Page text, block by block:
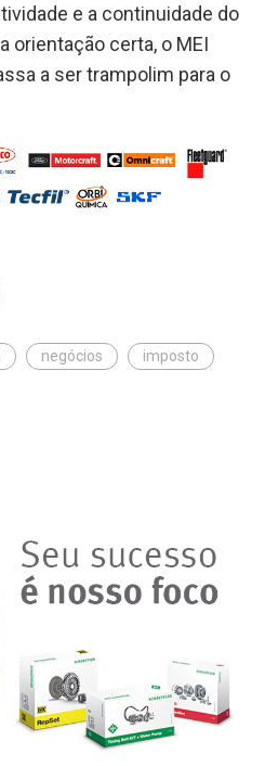
e a continuidade do
orientação certa, o MEI
a ser trampolim para o
negócios imposto